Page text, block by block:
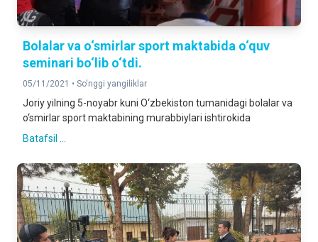
Bolalar va o‘smirlar sport maktabida o‘quv
seminari bo‘lib o‘tdi.
05/11/2021 • So'nggi yangiliklar
Joriy yilning 5-noyabr kuni O‘zbekiston tumanidagi bolalar va
o‘smirlar sport maktabining murabbiylari ishtirokida
Batafsil ...